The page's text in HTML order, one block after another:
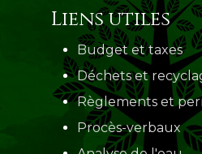
Liens utiles
Budget et taxes
Déchets et
Règlements et
Procès-verbaux